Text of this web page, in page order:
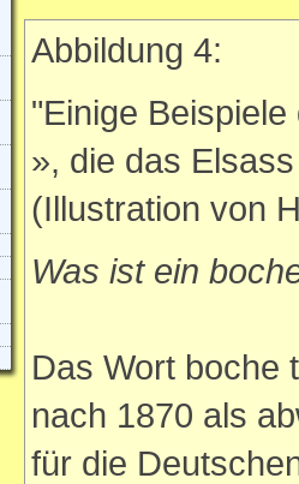
Abbildung 4:
"Einige
», die das
(Illustration von
Was ist ein
Das Wort boche
nach 1870 als
für die